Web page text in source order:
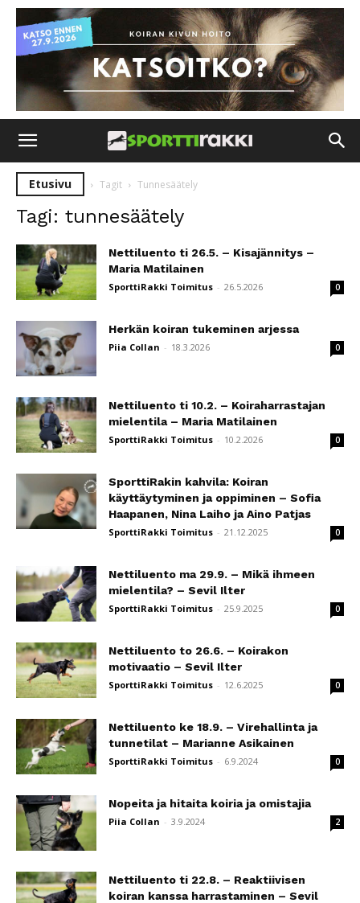
Etusivu Tagit Tunnesäätely
Tagi: tunnesäätely
Nettiluento ti 26.5. – Kisajännitys –
Maria Matilainen
SporttiRakki Toimitus - 26.5.2026 0
Herkän koiran tukeminen arjessa
Piia Collan - 18.3.2026 0
Nettiluento ti 10.2. – Koiraharrastajan
mielentila – Maria Matilainen
SporttiRakki Toimitus - 10.2.2026 0
SporttiRakin kahvila: Koiran
käyttäytyminen ja oppiminen – Sofia
Haapanen, Nina Laiho ja Aino Patjas
SporttiRakki Toimitus - 21.12.2025 0
Nettiluento ma 29.9. – Mikä ihmeen
mielentila? – Sevil Ilter
SporttiRakki Toimitus - 25.9.2025 0
Nettiluento to 26.6. – Koirakon
motivaatio – Sevil Ilter
SporttiRakki Toimitus - 12.6.2025 0
Nettiluento ke 18.9. – Virehallinta ja
tunnetilat – Marianne Asikainen
SporttiRakki Toimitus - 6.9.2024 0
Nopeita ja hitaita koiria ja omistajia
Piia Collan - 3.9.2024 2
Nettiluento ti 22.8. – Reaktiivisen
koiran kanssa harrastaminen – Sevil